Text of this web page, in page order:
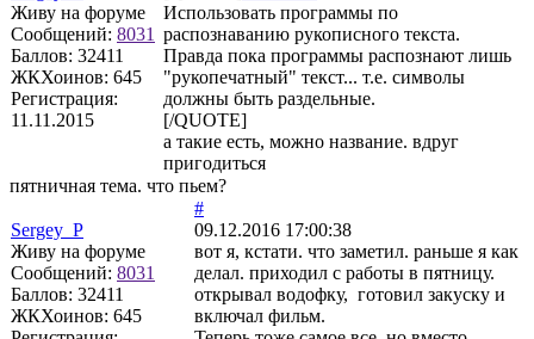
Живу на форуме
Сообщений: 8031
Баллов: 32411
ЖКХоинов: 645
Регистрация:
11.11.2015
Использовать программы по
распознаванию рукописного текста.
Правда пока программы распознают лишь
"рукопечатный" текст... т.е. символы
должны быть раздельные.
[/QUOTE]
а такие есть, можно название. вдруг
пригодиться
пятничная тема. что пьем?
Sergey_P
Живу на форуме
Сообщений: 8031
Баллов: 32411
ЖКХоинов: 645
#
09.12.2016 17:00:38
вот я, кстати. что заметил. раньше я как
делал. приходил с работы в пятницу.
открывал водофку, готовил закуску и
включал фильм.